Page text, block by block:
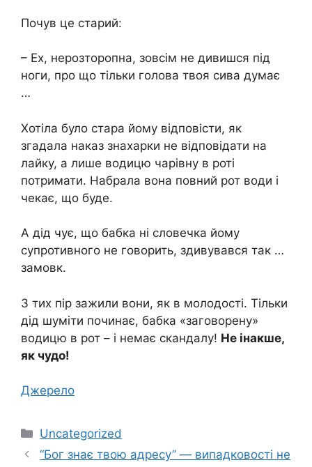
Почув це старий:
– Ех, нерозторопна, зовсім не дивишся під
ноги, про що тільки голова твоя сива думає
…
Хотіла було стара йому відповісти, як
згадала наказ знахарки не відповідати на
лайку, а лише водицю чарівну в роті
потримати. Набрала вона повний рот води і
чекає, що буде.
А дід чує, що бабка ні словечка йому
супротивного не говорить, здивувався так …
замовк.
З тих пір зажили вони, як в молодості. Тільки
дід шуміти починає, бабка «заговорену»
водицю в рот – і немає скандалу! Не інакше,
як чудо!
Джерело
Категорії
Uncategorized
“Бог знає твою адресу” — випадковості не